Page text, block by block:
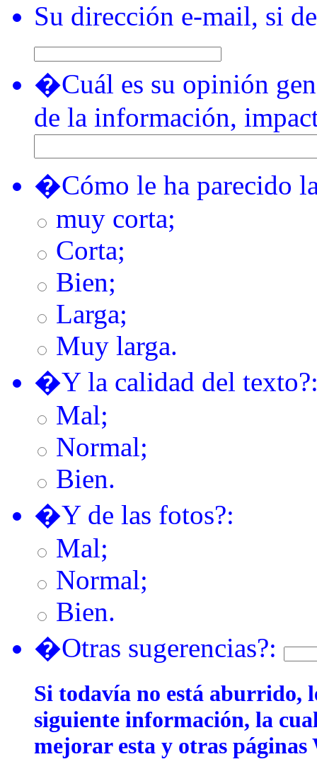
Su dirección e-mail, si
�Cuál es su opinión
de la información,
�Cómo le ha parecido
muy corta;
Corta;
Bien;
Larga;
Muy larga.
�Y la calidad del
Mal;
Normal;
Bien.
�Y de las fotos?:
Mal;
Normal;
Bien.
�Otras sugerencias?:
Si todavía no está aburrido,
siguiente información, la
mejorar esta y otras páginas